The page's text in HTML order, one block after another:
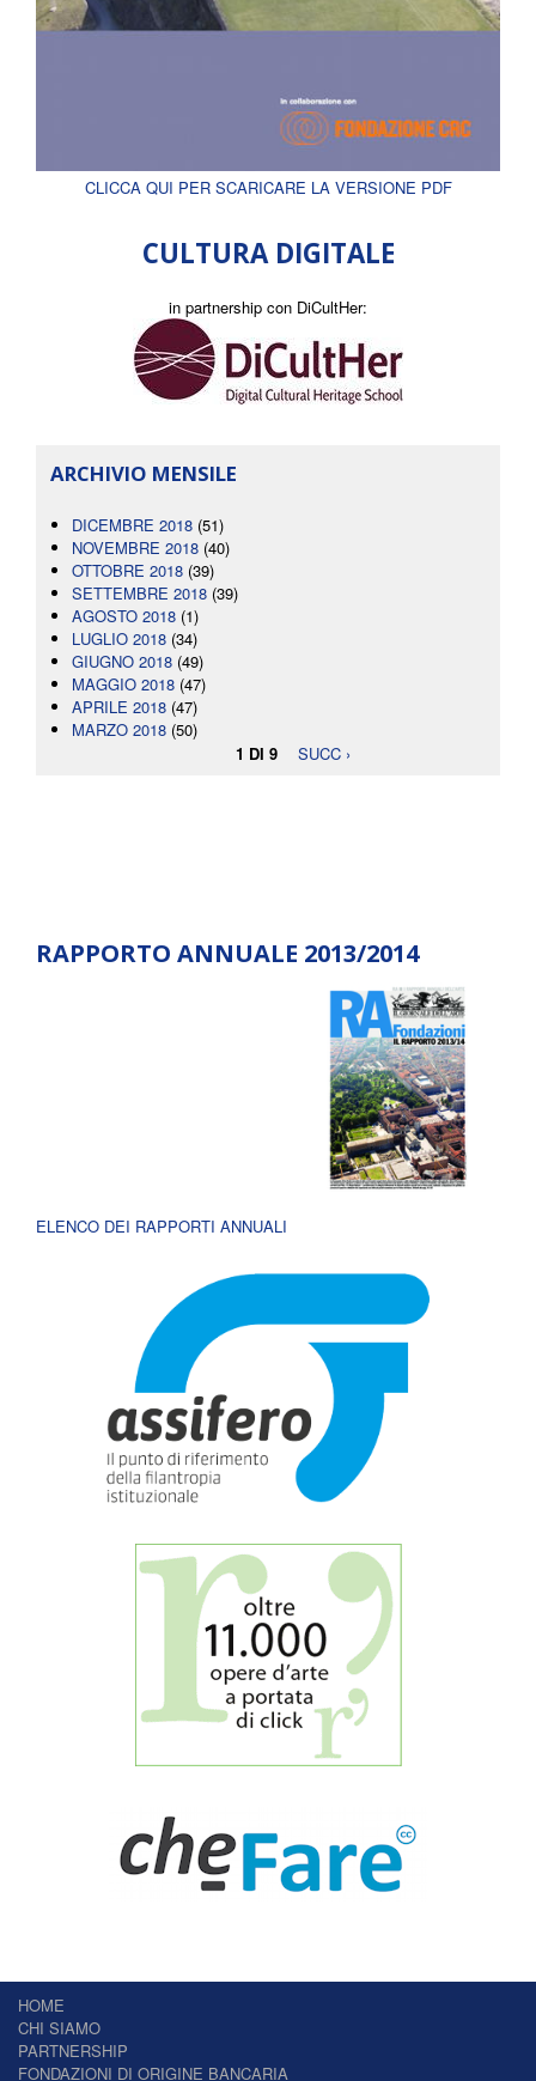
CLICCA QUI PER SCARICARE LA VERSIONE PDF
CULTURA DIGITALE
in partnership con DiCultHer:
ARCHIVIO MENSILE
DICEMBRE 2018 (51)
NOVEMBRE 2018 (40)
OTTOBRE 2018 (39)
SETTEMBRE 2018 (39)
AGOSTO 2018 (1)
LUGLIO 2018 (34)
GIUGNO 2018 (49)
MAGGIO 2018 (47)
APRILE 2018 (47)
MARZO 2018 (50)
1 DI 9
SUCC ›
RAPPORTO ANNUALE 2013/2014
ELENCO DEI RAPPORTI ANNUALI
HOME
CHI SIAMO
PARTNERSHIP
FONDAZIONI DI ORIGINE BANCARIA